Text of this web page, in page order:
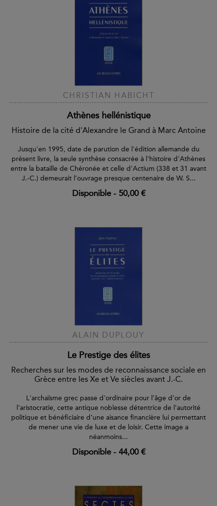
CHRISTIAN HABICHT
Athènes hellénistique
Histoire de la cité d'Alexandre le Grand à Marc Antoine
Jusqu'en 1995, date de parution de l'édition allemande du
présent livre, la seule synthèse consacrée à l'histoire d'Athènes
entre la bataille de Chéronée et celle d'Actium (338 et 31 avant
J.-C.) demeurait l’ouvrage presque centenaire de W. S...
Disponible- 50,00 €
ALAIN DUPLOUY
Le Prestige des élites
Recherches sur les modes de reconnaissance sociale en
Grèce entre les Xe et Ve siècles avant J.-C.
L'archaïsme grec passe d'ordinaire pour l’âge d’or de
l’aristocratie, cette antique noblesse détentrice de l’autorité
politique et bénéficiaire d’une aisance financière lui permettant
de mener une vie de luxe et de loisir. Cette image a
néanmoins...
Disponible- 44,00 €